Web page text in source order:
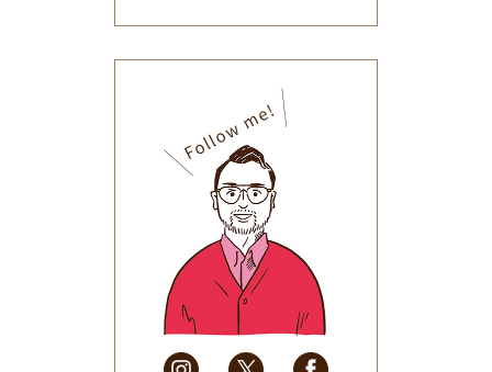
(32)
2025年9月(30)
2025年8月(31)
2025年7月(37)
2025年6月(48)
2025年5月
(41)
2025年4月
(32)
2025年3月(31)
2025年2月
(28)